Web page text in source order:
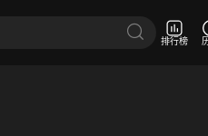
排行榜